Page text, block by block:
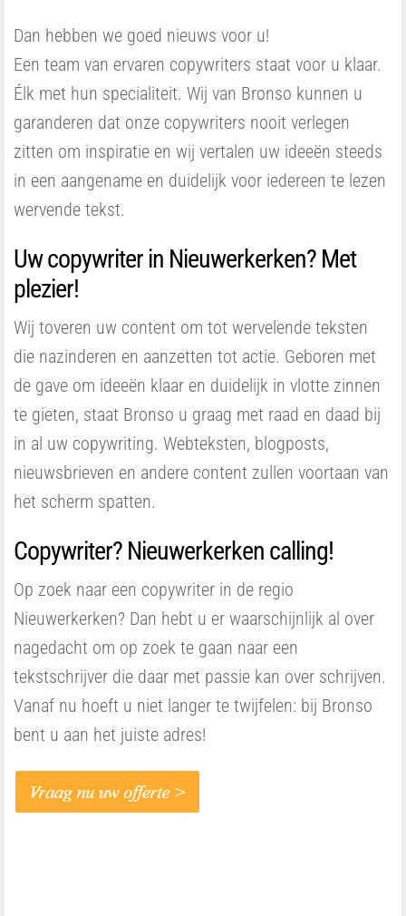
Dan hebben we goed nieuws voor u!
Een team van ervaren copywriters staat voor u klaar.
Élk met hun specialiteit. Wij van Bronso kunnen u
garanderen dat onze copywriters nooit verlegen
zitten om inspiratie en wij vertalen uw ideeën steeds
in een aangename en duidelijk voor iedereen te lezen
wervende tekst.
Uw copywriter in Nieuwerkerken? Met
plezier!
Wij toveren uw content om tot wervelende teksten
die nazinderen en aanzetten tot actie. Geboren met
de gave om ideeën klaar en duidelijk in vlotte zinnen
te gieten, staat Bronso u graag met raad en daad bij
in al uw copywriting. Webteksten, blogposts,
nieuwsbrieven en andere content zullen voortaan van
het scherm spatten.
Copywriter? Nieuwerkerken calling!
Op zoek naar een copywriter in de regio
Nieuwerkerken? Dan hebt u er waarschijnlijk al over
nagedacht om op zoek te gaan naar een
tekstschrijver die daar met passie kan over schrijven.
Vanaf nu hoeft u niet langer te twijfelen: bij Bronso
bent u aan het juiste adres!